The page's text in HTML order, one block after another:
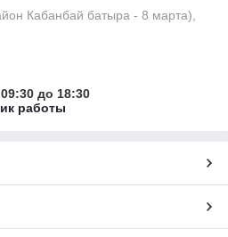
Кабанбай батыра - 8 марта),
до 18:30
работы